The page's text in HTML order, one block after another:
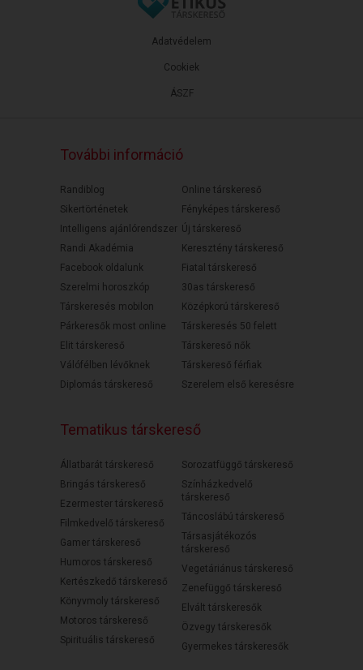
ÁSZF
Adatvédelem
Cookiek
További információ
Randiblog
Sikertörténetek
Intelligens ajánlórendszer
Randi Akadémia
Facebook oldalunk
Szerelmi horoszkóp
Társkeresés mobilon
Párkeresők most online
Elit társkereső
Válófélben lévőknek
Diplomás társkereső
Online társkereső
Fényképes társkereső
Új társkereső
Keresztény társkereső
Fiatal társkereső
30as társkereső
Középkorú társkereső
Társkeresés 50 felett
Társkereső nők
Társkereső férfiak
Szerelem első keresésre
Tematikus társkereső
Állatbarát társkereső
Bringás társkereső
Ezermester társkereső
Filmkedvelő társkereső
Gamer társkereső
Humoros társkereső
Kertészkedő társkereső
Könyvmoly társkereső
Motoros társkereső
Spirituális társkereső
Sorozatfüggő társkereső
Színházkedvelő
társkereső
Táncoslábú társkereső
Társasjátékozós
társkereső
Vegetáriánus társkereső
Zenefüggő társkereső
Elvált társkeresők
Özvegy társkeresők
Gyermekes társkeresők